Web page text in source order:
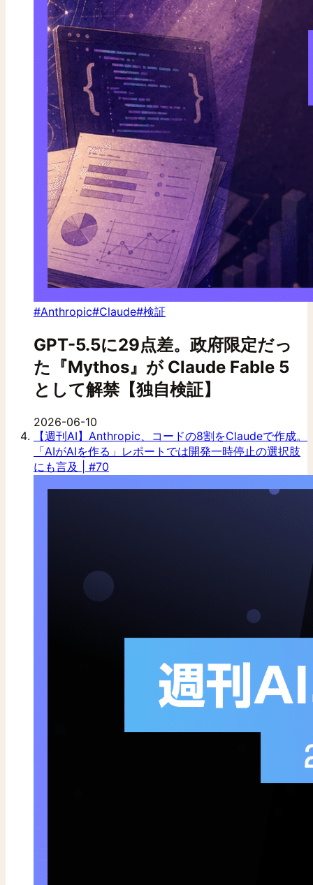
#Anthropic#Claude#検証
GPT-5.5に29点差。政府限定だっ
た『Mythos』が Claude Fable 5
として解禁【独自検証】
2026-06-10
【週刊AI】Anthropic、コードの8割をClaudeで作成。
「AIがAIを作る」レポートでは開発一時停止の選択肢
にも言及 | #70